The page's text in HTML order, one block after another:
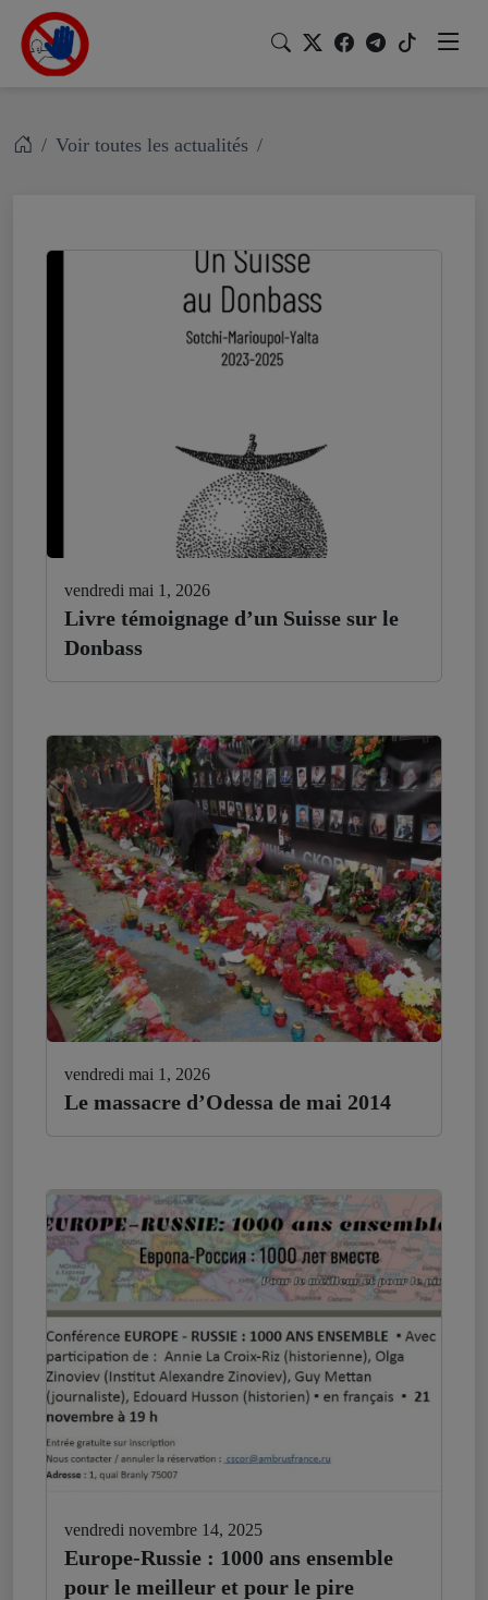
Voir toutes les actualités
vendredi mai 1, 2026
Livre témoignage d’un Suisse sur le
Donbass
vendredi mai 1, 2026
Le massacre d’Odessa de mai 2014
vendredi novembre 14, 2025
Europe-Russie : 1000 ans ensemble
pour le meilleur et pour le pire